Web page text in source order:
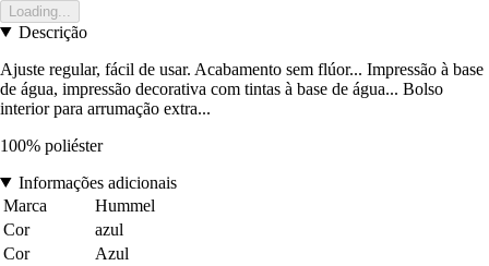
Loading...
Descrição
Ajuste regular, fácil de usar. Acabamento sem flúor... Impressão à base
de água, impressão decorativa com tintas à base de água... Bolso
interior para arrumação extra...
100% poliéster
Informações adicionais
Marca
Hummel
Cor
azul
Cor
Azul